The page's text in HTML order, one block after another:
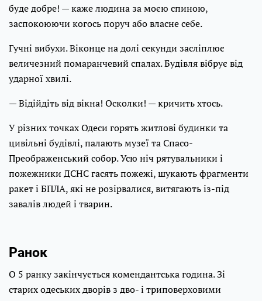
буде добре! — каже людина за моєю спиною,
заспокоюючи когось поруч або власне себе.
Гучні вибухи. Віконце на долі секунди засліплює
величезний помаранчевий спалах. Будівля вібрує від
ударної хвилі.
— Відійдіть від вікна! Осколки! — кричить хтось.
У різних точках Одеси горять житлові будинки та
цивільні будівлі, палають музеї та Спасо-
Преображенський собор. Усю ніч рятувальники і
пожежники ДСНС гасять пожежі, шукають фрагменти
ракет і БПЛА, які не розірвалися, витягають із-під
завалів людей і тварин.
Ранок
О 5 ранку закінчується комендантська година. Зі
старих одеських дворів з дво- і триповерховими